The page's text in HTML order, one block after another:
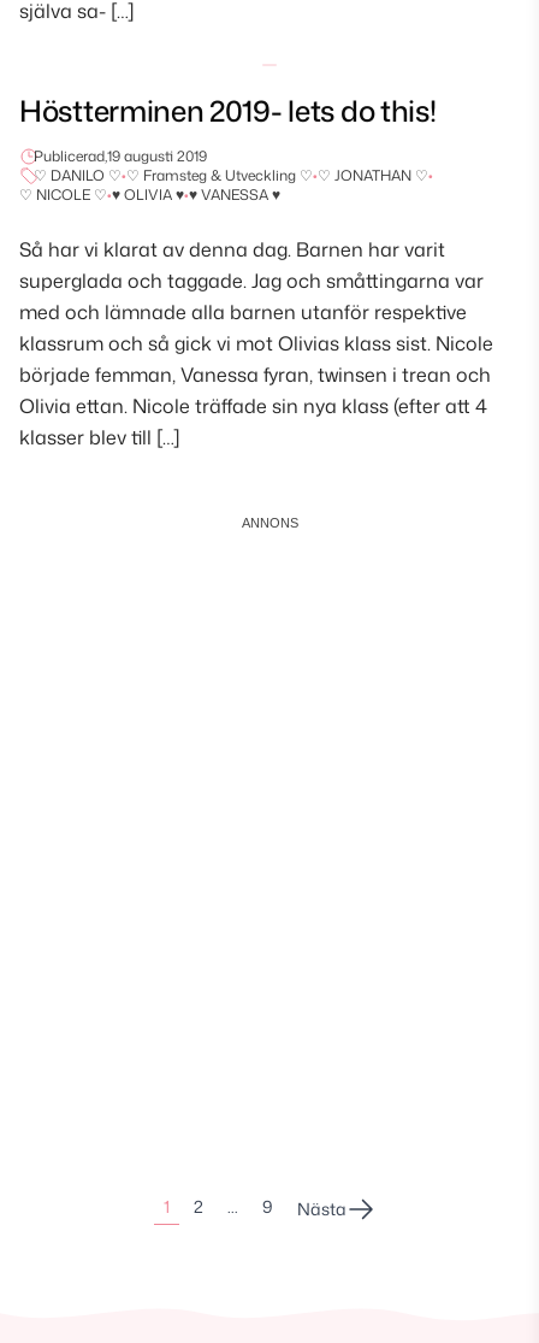
själva sa- […]
Höstterminen 2019- lets do this!
Publicerad,19 augusti 2019
♡ DANILO ♡•♡ Framsteg & Utveckling ♡•♡ JONATHAN ♡•
♡ NICOLE ♡•♥ OLIVIA ♥•♥ VANESSA ♥
Så har vi klarat av denna dag. Barnen har varit
superglada och taggade. Jag och småttingarna var
med och lämnade alla barnen utanför respektive
klassrum och så gick vi mot Olivias klass sist. Nicole
började femman, Vanessa fyran, twinsen i trean och
Olivia ettan. Nicole träffade sin nya klass (efter att 4
klasser blev till […]
1 2 … 9 Nästa